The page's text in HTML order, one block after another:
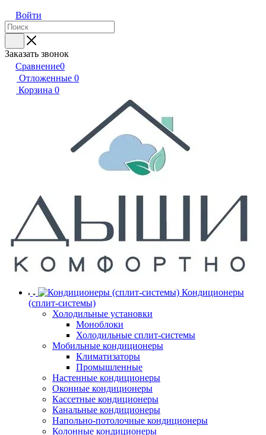
Войти
Заказать звонок
Сравнение0
Отложенные 0
Корзина 0
Кондиционеры
(сплит-системы)
Холодильные установки
Моноблоки
Холодильные сплит-системы
Мобильные кондиционеры
Климатизаторы
Промышленные
Настенные кондиционеры
Оконные кондиционеры
Кассетные кондиционеры
Канальные кондиционеры
Напольно-потолочные кондиционеры
Колонные кондиционеры